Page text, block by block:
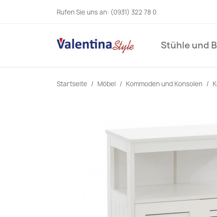
Rufen Sie uns an: (0931) 322 78 0
Stühle und
Startseite Möbel Kommoden und Konsolen